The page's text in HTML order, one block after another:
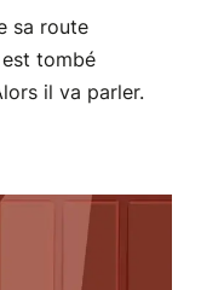
sa route
est tombé
il va parler.